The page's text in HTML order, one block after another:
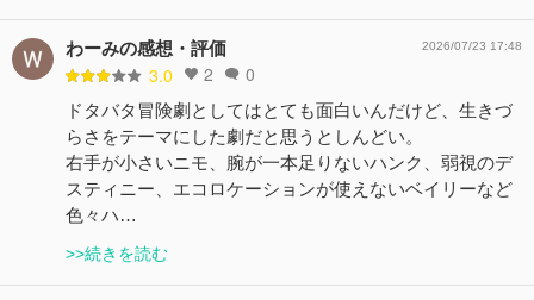
わーみの感想・評価
3.0 2 0
2026/07/23 17:48
ドタバタ冒険劇としてはとても面白いんだけど、生きづ
らさをテーマにした劇だと思うとしんどい。
右手が小さいニモ、腕が一本足りないハンク、弱視のデ
スティニー、エコロケーションが使えないベイリーなど
色々ハ…
>>続きを読む